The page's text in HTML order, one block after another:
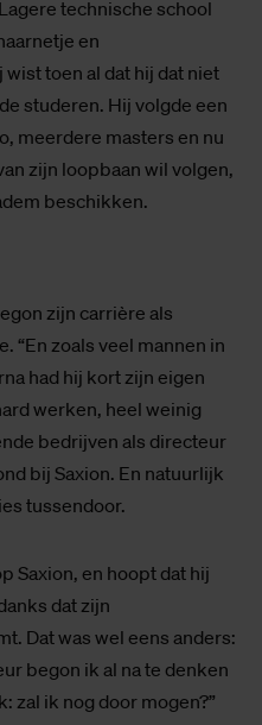
technische school
en
toen al dat hij dat niet
studeren. Hij volgde een
meerdere masters en nu
zijn loopbaan wil volgen,
beschikken.
zijn carrière als
“En zoals veel mannen in
had hij kort zijn eigen
werken, heel weinig
bedrijven als directeur
bij Saxion. En natuurlijk
tussendoor.
Saxion, en hoopt dat hij
dat zijn
Dat was wel eens anders:
begon ik al na te denken
zal ik nog door mogen?”